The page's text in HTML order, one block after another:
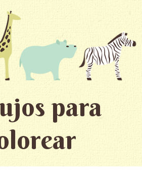
para